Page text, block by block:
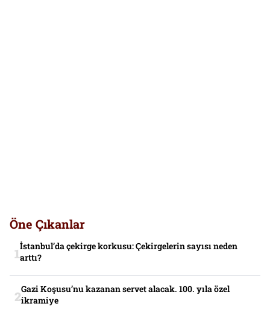
Öne Çıkanlar
İstanbul’da çekirge korkusu: Çekirgelerin sayısı neden
arttı?
Gazi Koşusu’nu kazanan servet alacak. 100. yıla özel
ikramiye